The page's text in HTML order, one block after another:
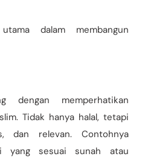
dalam membangun
dengan memperhatikan
Tidak hanya halal, tetapi
dan relevan. Contohnya
yang sesuai sunah atau